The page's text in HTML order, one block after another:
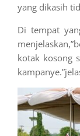
yang dikasih
Di tempat
kotak kosong